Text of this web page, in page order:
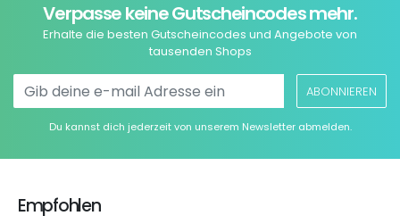
Verpasse keine Gutscheincodes mehr.
Erhalte die besten Gutscheincodes und Angebote von
tausenden Shops
ABONNIEREN
Du kannst dich jederzeit von unserem Newsletter abmelden.
Empfohlen